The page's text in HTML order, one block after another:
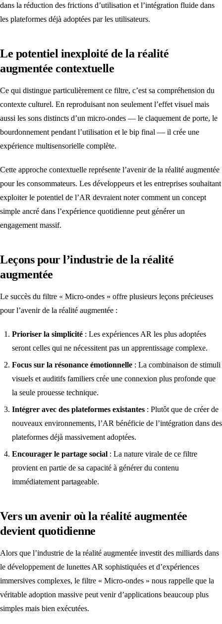
dans la réduction des frictions d’utilisation et l’intégration fluide dans
les plateformes déjà adoptées par les utilisateurs.
Le potentiel inexploité de la réalité
augmentée contextuelle
Ce qui distingue particulièrement ce filtre, c’est sa compréhension du
contexte culturel. En reproduisant non seulement l’effet visuel mais
aussi les sons distincts d’un micro-ondes — le claquement de porte, le
bourdonnement pendant l’utilisation et le bip final — il crée une
expérience multisensorielle complète.
Cette approche contextuelle représente l’avenir de la réalité augmentée
pour les consommateurs. Les développeurs et les entreprises souhaitant
exploiter le potentiel de l’AR devraient noter comment un concept
simple ancré dans l’expérience quotidienne peut générer un
engagement massif.
Leçons pour l’industrie de la réalité
augmentée
Le succès du filtre « Micro-ondes » offre plusieurs leçons précieuses
pour l’avenir de la réalité augmentée :
Prioriser la simplicité : Les expériences AR les plus adoptées
seront celles qui ne nécessitent pas un apprentissage complexe.
Focus sur la résonance émotionnelle : La combinaison de stimuli
visuels et auditifs familiers crée une connexion plus profonde que
la seule prouesse technique.
Intégrer avec des plateformes existantes : Plutôt que de créer de
nouveaux environnements, l’AR bénéficie de l’intégration dans des
plateformes déjà massivement adoptées.
Encourager le partage social : La nature virale de ce filtre
provient en partie de sa capacité à générer du contenu
immédiatement partageable.
Vers un avenir où la réalité augmentée
devient quotidienne
Alors que l’industrie de la réalité augmentée investit des milliards dans
le développement de lunettes AR sophistiquées et d’expériences
immersives complexes, le filtre « Micro-ondes » nous rappelle que la
véritable adoption massive peut venir d’applications beaucoup plus
simples mais bien exécutées.